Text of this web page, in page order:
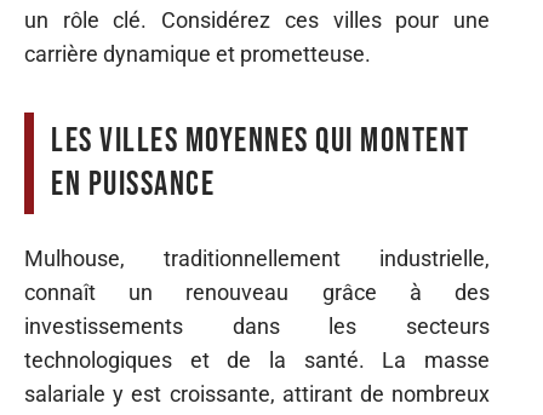
un rôle clé. Considérez ces villes pour une
carrière dynamique et prometteuse.
Les villes moyennes qui montent
en puissance
Mulhouse, traditionnellement industrielle,
connaît un renouveau grâce à des
investissements dans les secteurs
technologiques et de la santé. La masse
salariale y est croissante, attirant de nombreux